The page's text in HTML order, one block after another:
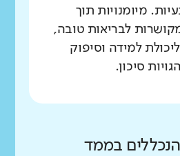
מיומנויות תוך
לבריאות טובה,
למידה וסיפוק
סיכון.
בממד